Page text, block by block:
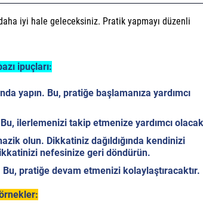
iyi hale geleceksiniz. Pratik yapmayı düzenli
ipuçları:
yapın. Bu, pratiğe başlamanıza yardımcı
Bu, ilerlemenizi takip etmenize yardımcı
olun. Dikkatiniz dağıldığında kendinizi
nefesinize geri döndürün.
Bu, pratiğe devam etmenizi kolaylaştıracaktır.